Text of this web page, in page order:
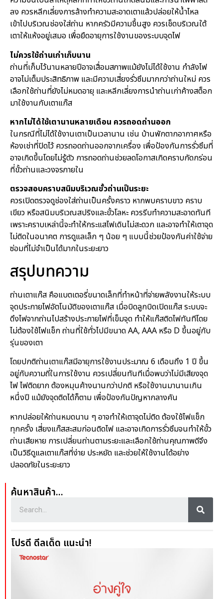
ลง ควรหลีกเลี่ยงการล้างทำความสะอาดเตาแล้วปล่อยให้น้ำไหล
เข้าไปบริเวณช่องใส่ถ่าน หากครัวมีความชื้นสูง ควรเช็ดบริเวณใต้
เตาให้แห้งอยู่เสมอ เพื่อยืดอายุการใช้งานของระบบจุดไฟ
ไม่ควรใช้ถ่านเก่าเก็บนาน
ถ่านที่เก็บไว้นานหลายปีอาจเสื่อมสภาพแม้ยังไม่ได้ใช้งาน กำลังไฟ
อาจไม่เต็มประสิทธิภาพ และมีความเสี่ยงรั่วซึมมากกว่าถ่านใหม่ ควร
เลือกใช้ถ่านที่ยังไม่หมดอายุ และหลีกเลี่ยงการนำถ่านเก่าค้างสต็อก
มาใช้งานกับเตาแก๊ส
หากไม่ได้ใช้เตานานหลายเดือน ควรถอดถ่านออก
ในกรณีที่ไม่ได้ใช้งานเตาเป็นเวลานาน เช่น บ้านพักตากอากาศหรือ
ห้องเช่าที่ปิดไว้ ควรถอดถ่านออกจากเครื่อง เพื่อป้องกันการรั่วซึมที่
อาจเกิดขึ้นโดยไม่รู้ตัว การถอดถ่านช่วยลดโอกาสเกิดคราบกัดกร่อน
ที่ขั้วถ่านและวงจรภายใน
ตรวจสอบคราบสนิมบริเวณขั้วถ่านเป็นระยะ
ควรเปิดตรวจดูช่องใส่ถ่านเป็นครั้งคราว หากพบคราบขาว คราบ
เขียว หรือสนิมบริเวณสปริงและขั้วโลหะ ควรรีบทำความสะอาดทันที
เพราะคราบเหล่านี้จะทำให้กระแสไฟเดินไม่สะดวก และอาจทำให้เตาจุด
ไม่ติดในอนาคต การดูแลเล็ก ๆ น้อย ๆ แบบนี้ช่วยป้องกันค่าใช้จ่าย
ซ่อมที่ไม่จำเป็นได้มากในระยะยาว
สรุปบทความ
ถ่านเตาแก๊ส คือแบตเตอรี่ขนาดเล็กที่ทำหน้าที่จ่ายพลังงานให้ระบบ
จุดประกายไฟอัตโนมัติของเตาแก๊ส เมื่อบิดลูกบิดเปิดแก๊ส ระบบจะ
ดึงไฟจากถ่านไปสร้างประกายไฟที่เข็มจุด ทำให้แก๊สติดไฟทันทีโดย
ไม่ต้องใช้ไฟแช็ก ถ่านที่ใช้ทั่วไปมีขนาด AA, AAA หรือ D ขึ้นอยู่กับ
รุ่นของเตา
โดยปกติถ่านเตาแก๊สมีอายุการใช้งานประมาณ 6 เดือนถึง 1 ปี ขึ้น
อยู่กับความถี่ในการใช้งาน ควรเปลี่ยนทันทีเมื่อพบว่าไม่มีเสียงจุด
ไฟ ไฟติดยาก ต้องหมุนค้างนานกว่าปกติ หรือใช้งานมานานเกิน
หนึ่งปี แม้ยังจุดติดได้ก็ตาม เพื่อป้องกันปัญหากลางคัน
หากปล่อยให้ถ่านหมดนาน ๆ อาจทำให้เตาจุดไม่ติด ต้องใช้ไฟแช็ก
ทุกครั้ง เสี่ยงแก๊สสะสมก่อนติดไฟ และอาจเกิดการรั่วซึมจนทำให้ขั้ว
ถ่านเสียหาย การเปลี่ยนถ่านตามระยะและเลือกใช้ถ่านคุณภาพดีจึง
เป็นวิธีดูแลเตาแก๊สที่ง่าย ประหยัด และช่วยให้ใช้งานได้อย่าง
ปลอดภัยในระยะยาว
ค้นหาสินค้า...
โปรดี ดีลเด็ด แนะนำ!